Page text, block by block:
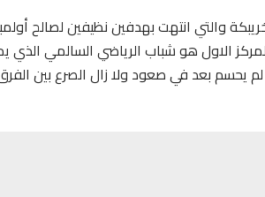
والتي انتهت بهدفين نظيفين لصالح
وأما النادي القنيطري يحتل المركز 9 ب31 نقطة لم يحسم بعد في صعود ولا زال